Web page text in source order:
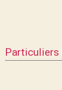
Particuliers